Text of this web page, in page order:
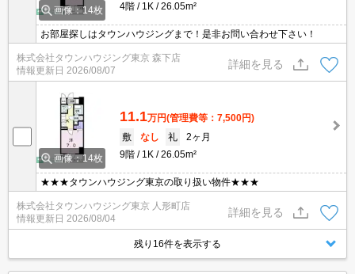
画像：14枚
4階
1K 26.05m²
お部屋探しはタウンハウジングまで！是非お問い合わせ下さい！
株式会社タウンハウジング東京 森下店
情報更新日 2026/08/07
詳細を見る
画像：14枚
11.1万円(管理費等：7,500円)
敷
なし 礼
2ヶ月
9階
1K 26.05m²
★★★タウンハウジング東京の取り扱い物件★★★
株式会社タウンハウジング東京 人形町店
情報更新日 2026/08/04
詳細を見る
残り16件を表示する